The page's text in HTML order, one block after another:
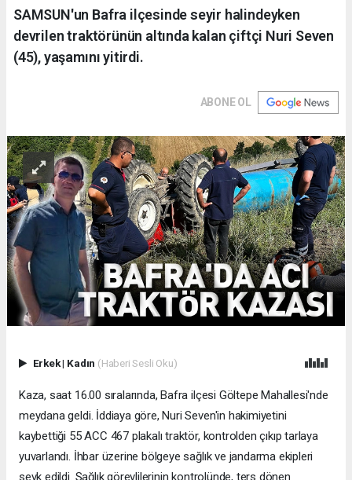
SAMSUN'un Bafra ilçesinde seyir halindeyken
devrilen traktörünün altında kalan çiftçi Nuri Seven
(45), yaşamını yitirdi.
ABONE OL
Erkek| Kadın (Haberi Sesli Oku)
Kaza, saat 16.00 sıralarında, Bafra ilçesi Göltepe Mahallesi'nde
meydana geldi. İddiaya göre, Nuri Seven'in hakimiyetini
kaybettiği 55 ACC 467 plakalı traktör, kontrolden çıkıp tarlaya
yuvarlandı. İhbar üzerine bölgeye sağlık ve jandarma ekipleri
sevk edildi. Sağlık görevlilerinin kontrolünde, ters dönen